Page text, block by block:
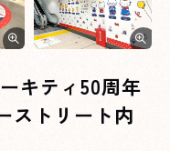
キティ50周年
ストリート内